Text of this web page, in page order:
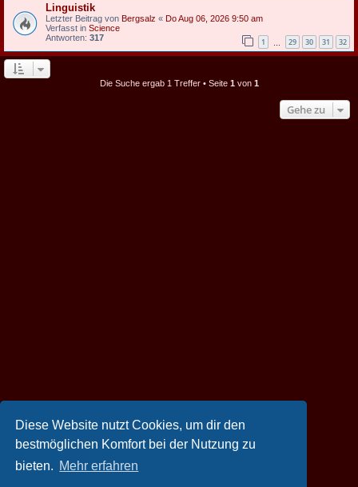
Diese Website nutzt Cookies, um dir den
bestmöglichen Komfort bei der Nutzung zu
bieten. Mehr erfahren
Linguistik
Letzter Beitrag von Bergsalz « Do Aug 06, 2026 9:50 am
Verfasst in Science
Antworten: 317 1 29 30 31 32
Die Suche ergab 1 Treffer • Seite 1von 1
Gehe zu